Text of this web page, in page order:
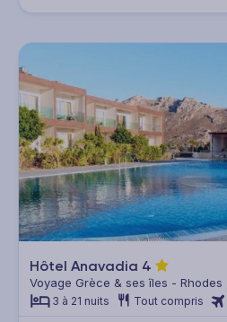
Hôtel Anavadia 4
Voyage Grèce & ses îles - Rhodes
3 à 21 nuits Tout compris